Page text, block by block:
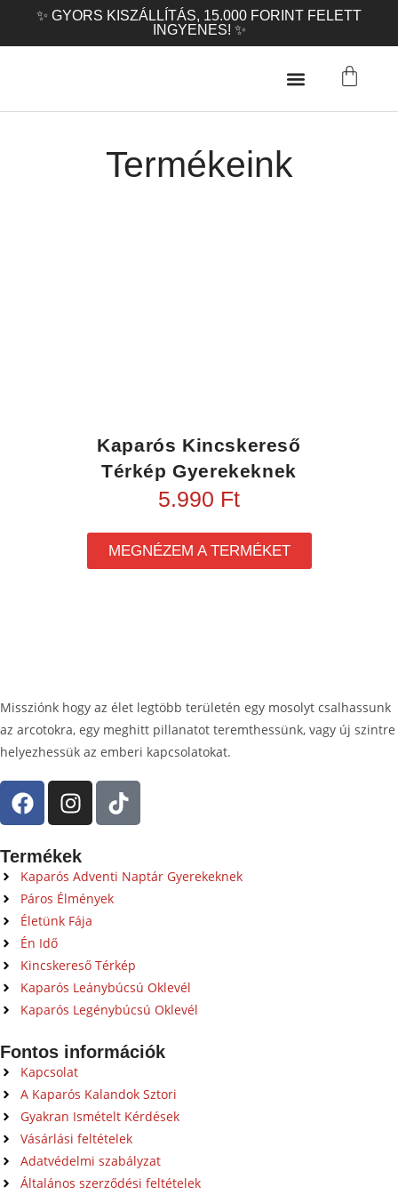
✨ GYORS KISZÁLLÍTÁS, 15.000 FORINT FELETT
INGYENES! ✨
Termékeink
Kaparós Kincskereső
Térkép Gyerekeknek
5.990 Ft
MEGNÉZEM A TERMÉKET
Missziónk hogy az élet legtöbb területén egy mosolyt csalhassunk
az arcotokra, egy meghitt pillanatot teremthessünk, vagy új szintre
helyezhessük az emberi kapcsolatokat.
Termékek
Kaparós Adventi Naptár Gyerekeknek
Páros Élmények
Életünk Fája
Én Idő
Kincskereső Térkép
Kaparós Leánybúcsú Oklevél
Kaparós Legénybúcsú Oklevél
Fontos információk
Kapcsolat
A Kaparós Kalandok Sztori
Gyakran Ismételt Kérdések
Vásárlási feltételek
Adatvédelmi szabályzat
Általános szerződési feltételek